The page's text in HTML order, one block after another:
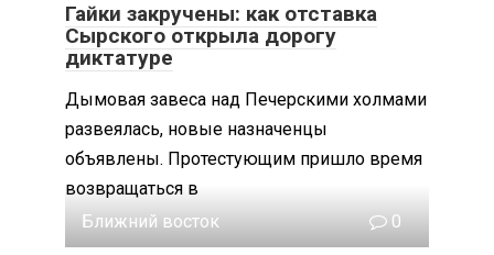
Гайки закручены: как отставка
Сырского открыла дорогу
диктатуре
Дымовая завеса над Печерскими холмами
развеялась, новые назначенцы
объявлены. Протестующим пришло время
возвращаться в
Ближний восток
0